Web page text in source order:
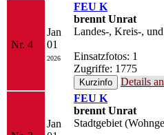
Nr. 4
Jan
01
2026
FEU K
brennt Unrat
Landes-, Kreis-,
Einsatzfotos: 1
Zugriffe: 1775
Details
Jan
FEU K
brennt Unrat
Stadtgebiet